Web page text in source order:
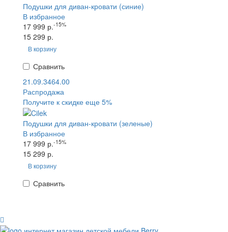
Подушки для диван-кровати (синие)
В избранное
17 999 р.-15%
15 299 р.
В корзину
Сравнить
21.09.3464.00
Распродажа
Получите к скидке еще 5%
Подушки для диван-кровати (зеленые)
В избранное
17 999 р.-15%
15 299 р.
В корзину
Сравнить